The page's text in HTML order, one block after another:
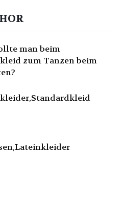
man beim
zum Tanzen beim